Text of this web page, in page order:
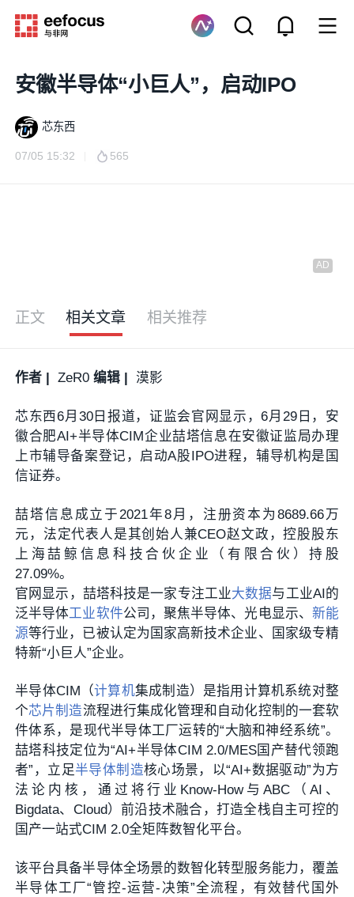
安徽半导体“小巨人”，启动IPO
芯东西
07/05 15:32 565
正文 相关文章 相关推荐
作者 |ZeR0编辑 | 漠影
芯东西6月30日报道，证监会官网显示，6月29日，安
徽合肥AI+半导体CIM企业喆塔信息在安徽证监局办理
上市辅导备案登记，启动A股IPO进程，辅导机构是国
信证券。
喆塔信息成立于2021年8月，注册资本为8689.66万
元，法定代表人是其创始人兼CEO赵文政，控股股东
上海喆鲸信息科技合伙企业（有限合伙）持股
27.09%。
官网显示，喆塔科技是一家专注工业大数据与工业AI的
泛半导体工业软件公司，聚焦半导体、光电显示、 新能
源等行业，已被认定为国家高新技术企业、国家级专精
特新“小巨人”企业。
半导体CIM（计算机集成制造）是指用计算机系统对整
个芯片制造流程进行集成化管理和自动化控制的一套软
件体系，是现代半导体工厂运转的“大脑和神经系统”。
喆塔科技定位为“AI+半导体CIM 2.0/MES国产替代领跑
者”，立足半导体制造核心场景，以“AI+数据驱动”为方
法论内核，通过将行业Know-How与ABC（AI、
Bigdata、Cloud）前沿技术融合，打造全栈自主可控的
国产一站式CIM 2.0全矩阵数智化平台。
该平台具备半导体全场景的数智化转型服务能力，覆盖
半导体工厂“管控-运营-决策”全流程，有效替代国外